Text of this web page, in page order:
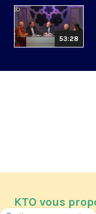
53:28
KTO vous